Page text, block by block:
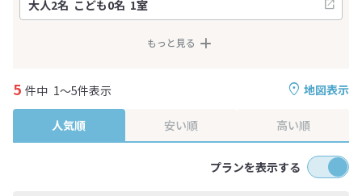
もっと見る
地図表示
5 件中 1～5件表示
人気順 安い順 高い順
プランを表示する